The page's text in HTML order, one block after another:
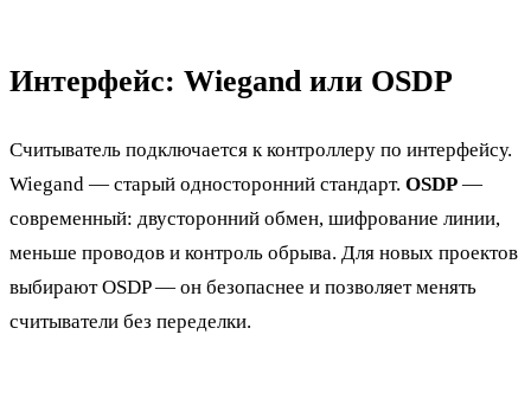
Интерфейс: Wiegand или OSDP
Считыватель подключается к контроллеру по интерфейсу.
Wiegand — старый односторонний стандарт. OSDP —
современный: двусторонний обмен, шифрование линии,
меньше проводов и контроль обрыва. Для новых проектов
выбирают OSDP — он безопаснее и позволяет менять
считыватели без переделки.